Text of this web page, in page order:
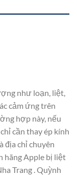
như loạn, liệt,
cảm ứng trên
hợp này, nếu
cần thay ép kính
địa chỉ chuyên
hãng Apple bị liệt
Trang . Quỳnh